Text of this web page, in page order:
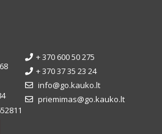
+ 370 600 50 275
+ 370 37 35 23 24
info@go.kauko.lt
priemimas@go.kauko.lt